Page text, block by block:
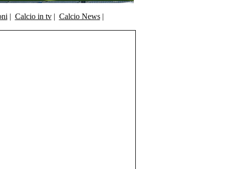
| Calcio in tv| Calcio News|